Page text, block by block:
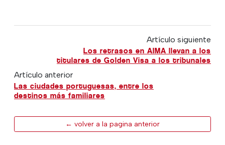
Artículo siguiente
Los retrasos en AIMA llevan a los
titulares de Golden Visa a los tribunales
Artículo anterior
Las ciudades portuguesas, entre los
destinos más familiares
← volver a la pagina anterior